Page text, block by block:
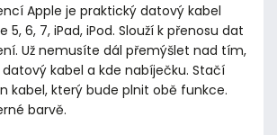
Apple je praktický datový kabel
5, 6, 7, iPad, iPod. Slouží k přenosu dat
Už nemusíte dál přemýšlet nad tím,
kabel a kde nabíječku. Stačí
kabel, který bude plnit obě funkce.
barvě.